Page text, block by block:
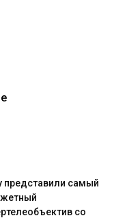
представили самый
со